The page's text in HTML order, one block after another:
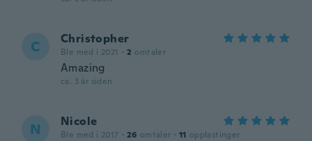
C Christopher
Ble med i 2021 · 2 omtaler
Amazing
ca. 3 år siden
N Nicole
Ble med i 2017 · 26 omtaler · 11 opplastinger